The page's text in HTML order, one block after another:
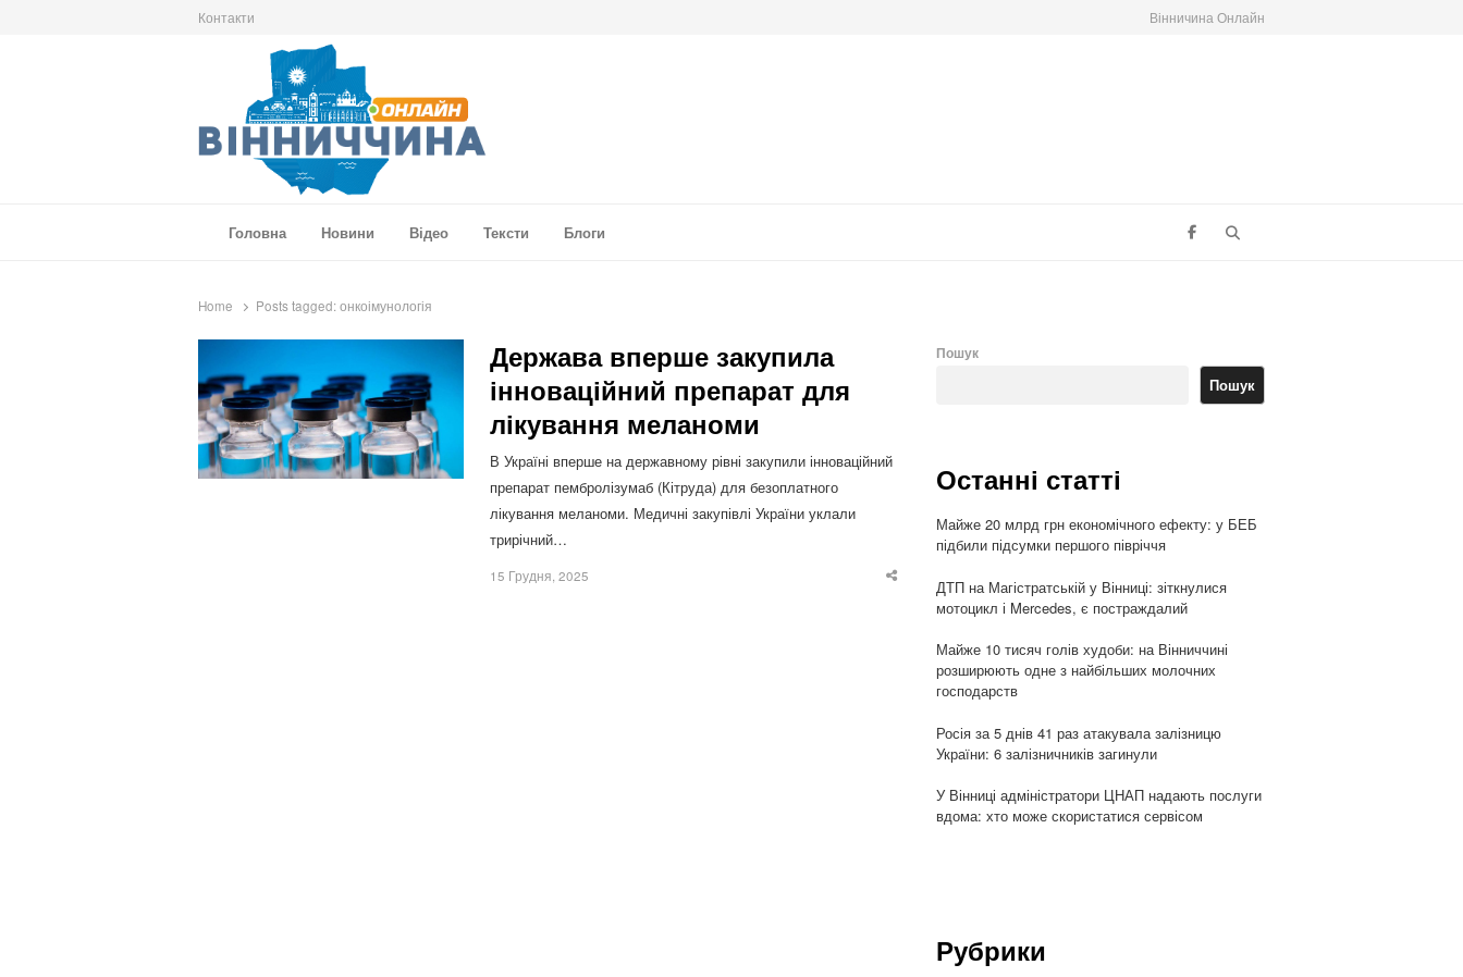
Контакти Вінничина Онлайн
Головна
Новини Відео Тексти Блоги
Home Posts tagged: онкоімунологія
Держава вперше закупила
інноваційний препарат для
лікування меланоми
В Україні вперше на державному рівні закупили інноваційний
препарат пембролізумаб (Кітруда) для безоплатного
лікування меланоми. Медичні закупівлі України уклали
трирічний…
15 Грудня, 2025
Share
Пошук
Пошук
Останні статті
Майже 20 млрд грн економічного ефекту: у БЕБ
підбили підсумки першого півріччя
ДТП на Магістратській у Вінниці: зіткнулися
мотоцикл і Mercedes, є постраждалий
Майже 10 тисяч голів худоби: на Вінниччині
розширюють одне з найбільших молочних
господарств
Росія за 5 днів 41 раз атакувала залізницю
України: 6 залізничників загинули
У Вінниці адміністратори ЦНАП надають послуги
вдома: хто може скористатися сервісом
Рубрики